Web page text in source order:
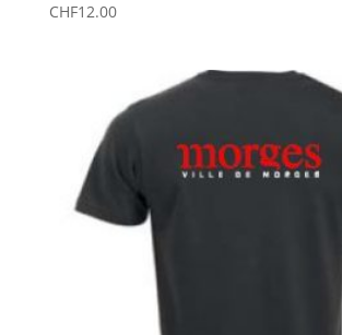
CHF12.00